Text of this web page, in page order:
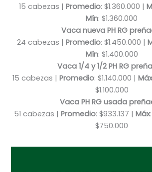
15 cabezas | Promedio: $1.360.000 |
Mín: $1.360.000
Vaca nueva PH RG
24 cabezas | Promedio: $1.450.000 |
Mín: $1.400.000
Vaca 1/4 y 1/2 PH RG
15 cabezas | Promedio: $1.140.000 | Máx
$1.100.000
Vaca PH RG usada
51 cabezas | Promedio: $933.137 | Máx
$750.000